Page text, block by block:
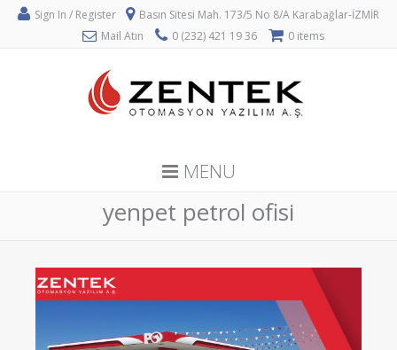
Sign In / Register
Basın Sitesi Mah. 173/5 No 8/A Karabağlar-İZMİR
Mail Atın
0 (232) 421 19 36 0 items
MENU
yenpet petrol ofisi